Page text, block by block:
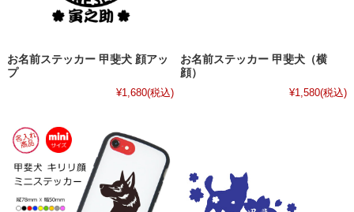
お名前ステッカー 甲斐犬 顔アッ
プ
¥1,680(税込)
お名前ステッカー 甲斐犬（横
顔）
¥1,580(税込)